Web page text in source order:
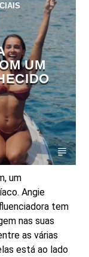
UM
um
Angie
tem
nas suas
as várias
está ao lado